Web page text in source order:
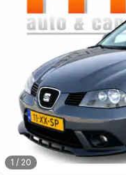
1 / 20